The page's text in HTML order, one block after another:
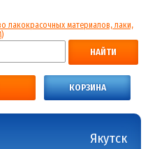
НАЙТИ
КОРЗИНА
Якутск